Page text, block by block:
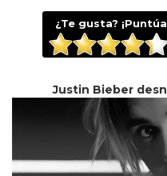
¿Te gusta?
Justin Bieber